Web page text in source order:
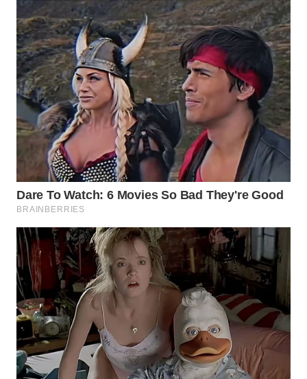
WN
KALSEL
WN
KALTIM
WN
SULSEL
WN
GORONTALO
WN
SULUT
WN
MALUKU
WN
MALUT